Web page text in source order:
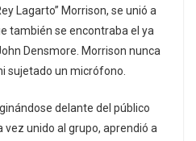
Lagarto” Morrison, se unió a
también se encontraba el ya
Densmore. Morrison nunca
sujetado un micrófono.
delante del público
unido al grupo, aprendió a